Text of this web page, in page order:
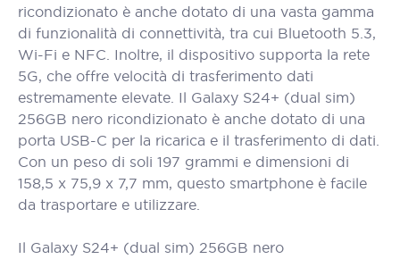
ricondizionato è anche dotato di una vasta gamma
di funzionalità di connettività, tra cui Bluetooth 5.3,
Wi-Fi e NFC. Inoltre, il dispositivo supporta la rete
5G, che offre velocità di trasferimento dati
estremamente elevate. Il Galaxy S24+ (dual sim)
256GB nero ricondizionato è anche dotato di una
porta USB-C per la ricarica e il trasferimento di dati.
Con un peso di soli 197 grammi e dimensioni di
158,5 x 75,9 x 7,7 mm, questo smartphone è facile
da trasportare e utilizzare.
Il Galaxy S24+ (dual sim) 256GB nero